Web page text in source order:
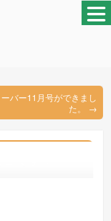
バー11月号ができまし
た。 →